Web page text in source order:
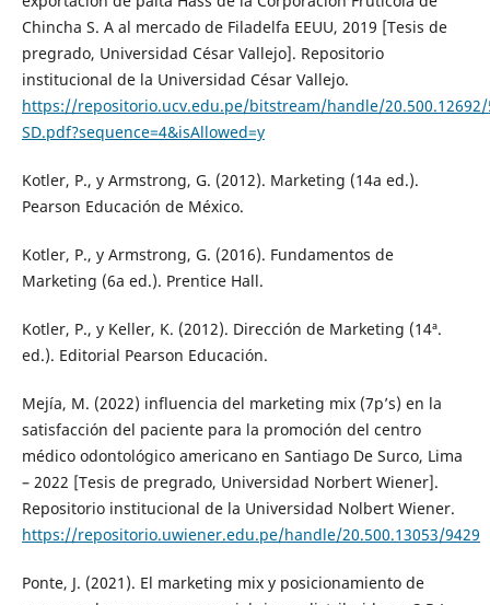
Chincha S. A al mercado de Filadelfa EEUU, 2019 [Tesis de
pregrado, Universidad César Vallejo]. Repositorio
institucional de la Universidad César Vallejo.
https://repositorio.ucv.edu.pe/bitstream/handle/20.500.12692/
SD.pdf?sequence=4&isAllowed=y
Kotler, P., y Armstrong, G. (2012). Marketing (14a ed.).
Pearson Educación de México.
Kotler, P., y Armstrong, G. (2016). Fundamentos de
Marketing (6a ed.). Prentice Hall.
Kotler, P., y Keller, K. (2012). Dirección de Marketing (14ª.
ed.). Editorial Pearson Educación.
Mejía, M. (2022) influencia del marketing mix (7p’s) en la
satisfacción del paciente para la promoción del centro
médico odontológico americano en Santiago De Surco, Lima
– 2022 [Tesis de pregrado, Universidad Norbert Wiener].
Repositorio institucional de la Universidad Nolbert Wiener.
https://repositorio.uwiener.edu.pe/handle/20.500.13053/9429
Ponte, J. (2021). El marketing mix y posicionamiento de